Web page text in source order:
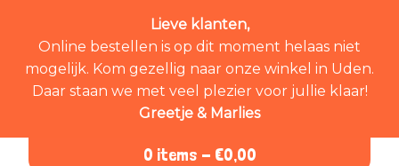
Lieve klanten,
Online bestellen is op dit moment helaas niet
mogelijk. Kom gezellig naar onze winkel in Uden.
Daar staan we met veel plezier voor jullie klaar!
Greetje & Marlies
0 items - €0,00